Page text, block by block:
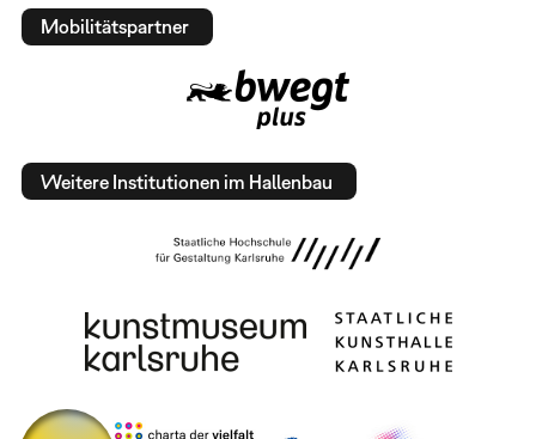
Mobilitätspartner
Weitere Institutionen im Hallenbau